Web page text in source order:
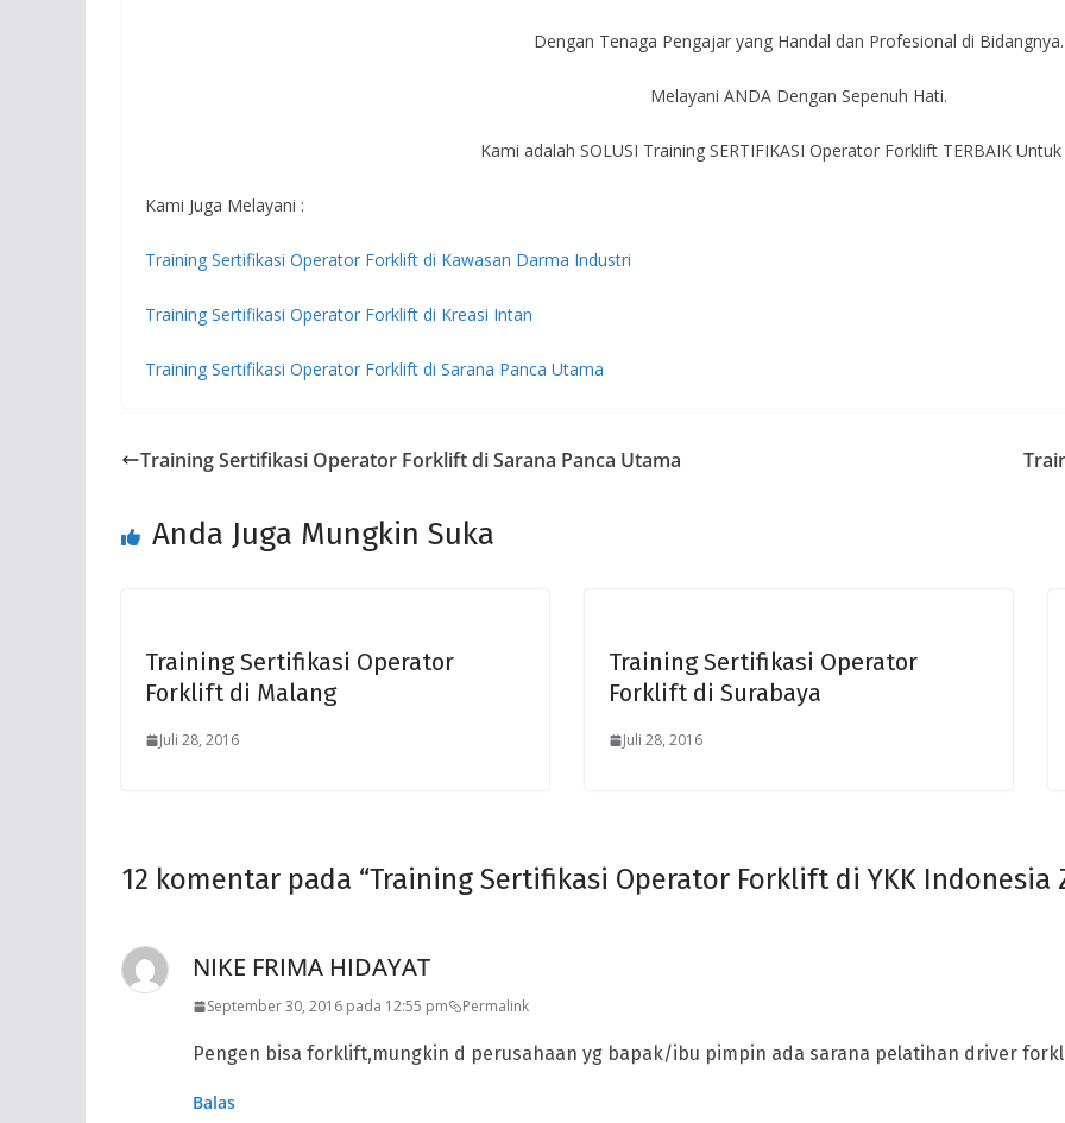
Dengan Tenaga Pengajar yang Handal dan Profesional di Bidangnya.
Melayani ANDA Dengan Sepenuh Hati.
Kami adalah SOLUSI Training SERTIFIKASI Operator Forklift TERBAIK
Kami Juga Melayani :
Training Sertifikasi Operator Forklift di Kawasan Darma Industri
Training Sertifikasi Operator Forklift di Kreasi Intan
Training Sertifikasi Operator Forklift di Sarana Panca Utama
Training Sertifikasi Operator Forklift di Sarana Panca Utama
Anda Juga Mungkin Suka
Training Sertifikasi Operator
Forklift di Malang
Juli 28, 2016
Training Sertifikasi Operator
Forklift di Surabaya
Juli 28, 2016
12 komentar pada “Training Sertifikasi Operator Forklift di YKK Indonesia
NIKE FRIMA HIDAYAT
September 30, 2016 pada 12:55 pm Permalink
Pengen bisa forklift,mungkin d perusahaan yg bapak/ibu pimpin ada sarana pelatihan driver
Balas